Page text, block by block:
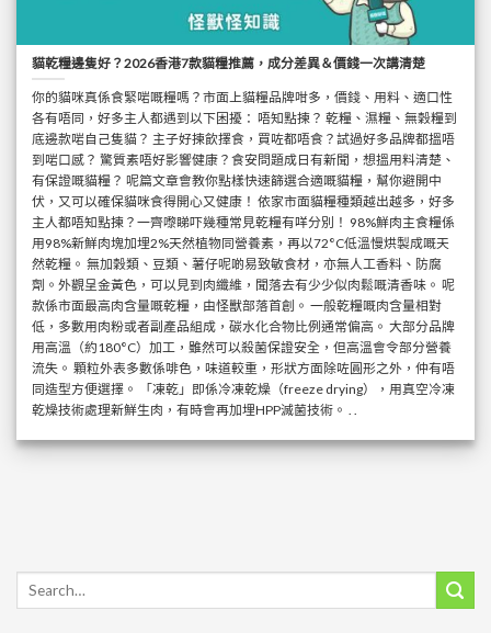
貓乾糧邊隻好？2026香港7款貓糧推薦，成分差異＆價錢一次講清楚
你的貓咪真係食緊啱嘅糧嗎？市面上貓糧品牌咁多，價錢、用料、適口性
各有唔同，好多主人都遇到以下困擾： 唔知點揀？ 乾糧、濕糧、無穀糧到
底邊款啱自己隻貓？ 主子好揀飲擇食，買咗都唔食？試過好多品牌都搵唔
到啱口感？ 驚質素唔好影響健康？食安問題成日有新聞，想搵用料清楚、
有保證嘅貓糧？ 呢篇文章會教你點樣快速篩選合適嘅貓糧，幫你避開中
伏，又可以確保貓咪食得開心又健康！ 依家市面貓糧種類越出越多，好多
主人都唔知點揀？一齊嚟睇吓幾種常見乾糧有咩分別！ 98%鮮肉主食糧係
用98%新鮮肉塊加埋2%天然植物同營養素，再以72°C低溫慢烘製成嘅天
然乾糧。 無加穀類、豆類、薯仔呢啲易致敏食材，亦無人工香料、防腐
劑。外觀呈金黃色，可以見到肉纖維，聞落去有少少似肉鬆嘅清香味。 呢
款係市面最高肉含量嘅乾糧，由怪獸部落首創。 一般乾糧嘅肉含量相對
低，多數用肉粉或者副產品組成，碳水化合物比例通常偏高。 大部分品牌
用高溫（約180°C）加工，雖然可以殺菌保證安全，但高溫會令部分營養
流失。 顆粒外表多數係啡色，味道較重，形狀方面除咗圓形之外，仲有唔
同造型方便選擇。 「凍乾」即係冷凍乾燥（freeze drying），用真空冷凍
乾燥技術處理新鮮生肉，有時會再加埋HPP滅菌技術。 . .